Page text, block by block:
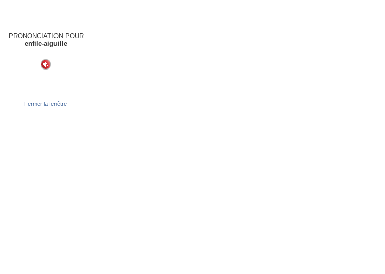
PRONONCIATION POUR
enfile-aiguille
-
Fermer la fenêtre